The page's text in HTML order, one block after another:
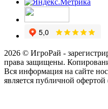
2026 © ИгроРай -
права защищены.
Вся информация на сайте
является публичной